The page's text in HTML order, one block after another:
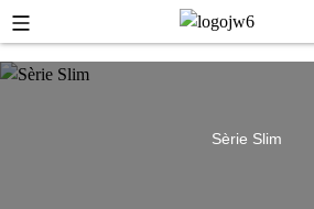
Sèrie Slim